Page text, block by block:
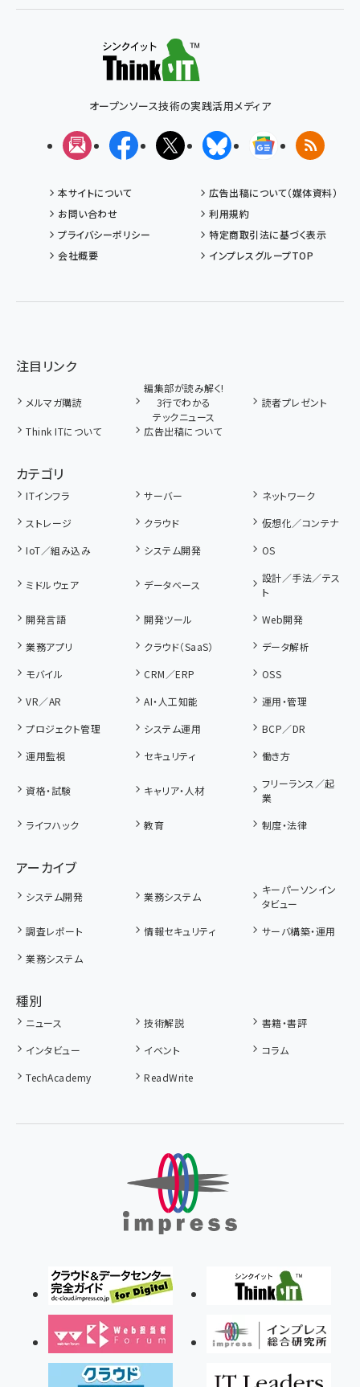
オープンソース技術の実践活用メディア
メルマガFacebookX(エックス)BlueskyGoogleニュ
RSS
本サイトについて
広告出稿について（媒体資料）
お問い合わせ
利用規約
プライバシーポリシー
特定商取引法に基づく表示
会社概要
インプレスグループTOP
注目リンク
メルマガ購読
編集部が読み解く!
3行でわかる
テックニュース
読者プレゼント
Think ITについて 広告出稿について
カテゴリ
ITインフラ サーバー
ネットワーク
ストレージ
クラウド
仮想化／コンテナ
IoT／組み込み
システム開発 OS
ミドルウェア データベース
設計／手法／テス
ト
開発言語
開発ツール
Web開発
業務アプリ
クラウド（SaaS）
データ解析
モバイル
CRM／ERP
OSS
VR／AR
AI・人工知能
運用・管理
プロジェクト管理
システム運用
BCP／DR
運用監視
セキュリティ 働き方
資格・試験 キャリア・人材
フリーランス／起
業
ライフハック
教育 制度・法律
アーカイブ
システム開発 業務システム
キーパーソンイン
タビュー
調査レポート
情報セキュリティ
サーバ構築・運用
業務システム
種別
ニュース 技術解説
書籍・書評
インタビュー
イベント
コラム
TechAcademy
ReadWrite